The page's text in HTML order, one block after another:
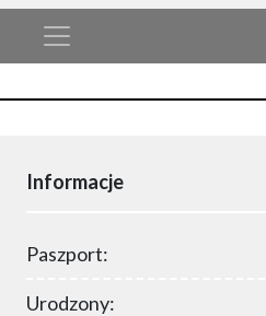
Informacje
Paszport:
Urodzony: